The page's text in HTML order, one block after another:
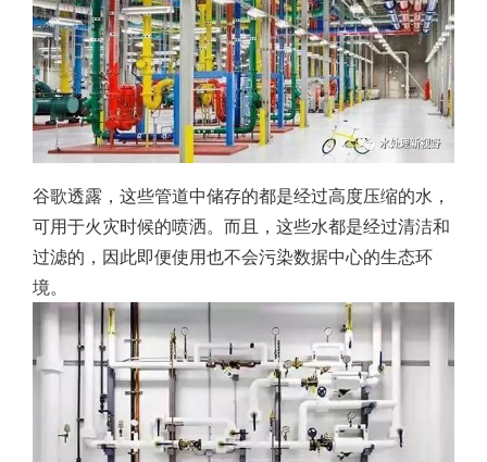
谷歌透露，这些管道中储存的都是经过高度压缩的水，
可用于火灾时候的喷洒。而且，这些水都是经过清洁和
过滤的，因此即便使用也不会污染数据中心的生态环
境。